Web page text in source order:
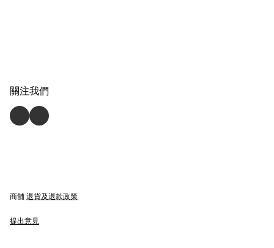
關注我們
商舖 退貨及退款政策
提出意見